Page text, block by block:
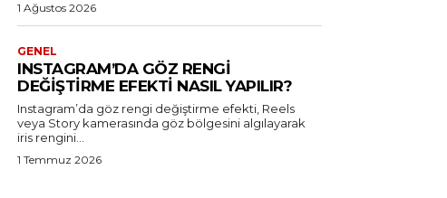
1 Ağustos 2026
GENEL
INSTAGRAM’DA GÖZ RENGI
DEĞIŞTIRME EFEKTI NASIL YAPILIR?
Instagram’da göz rengi değiştirme efekti, Reels
veya Story kamerasında göz bölgesini algılayarak
iris rengini...
1 Temmuz 2026